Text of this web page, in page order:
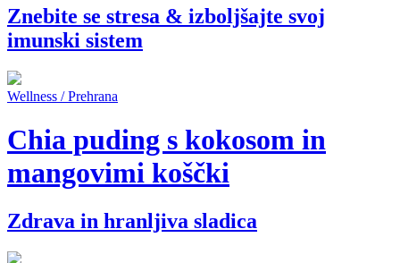
Znebite se stresa & izboljšajte svoj
imunski sistem
Wellness / Prehrana
Chia puding s kokosom in
mangovimi koščki
Zdrava in hranljiva sladica